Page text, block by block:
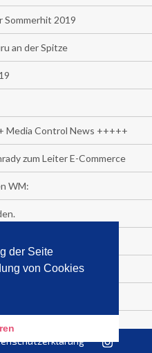
der Seite
von Cookies
2019
an der Spitze
Media Control News +++++
zum Leiter E-Commerce
WM:
für meistverkauftes Buch